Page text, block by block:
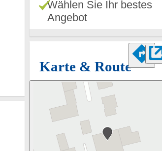
Wählen Sie Ihr bestes
Angebot
Karte & Route